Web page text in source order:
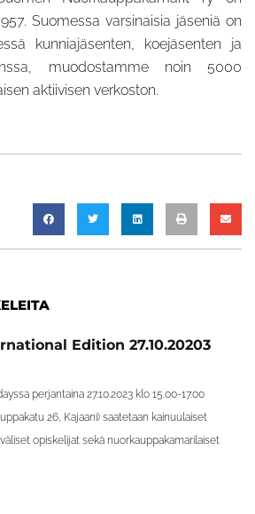
Suomessa varsinaisia jäseniä on
kunniajäsenten, koejäsenten ja
muodostamme noin 5000
aktiivisen verkoston.
Edition 27.10.20203
perjantaina 27.10.2023 klo 15.00-17.00
26, Kajaani) saatetaan kainuulaiset
opiskelijat sekä nuorkauppakamarilaiset